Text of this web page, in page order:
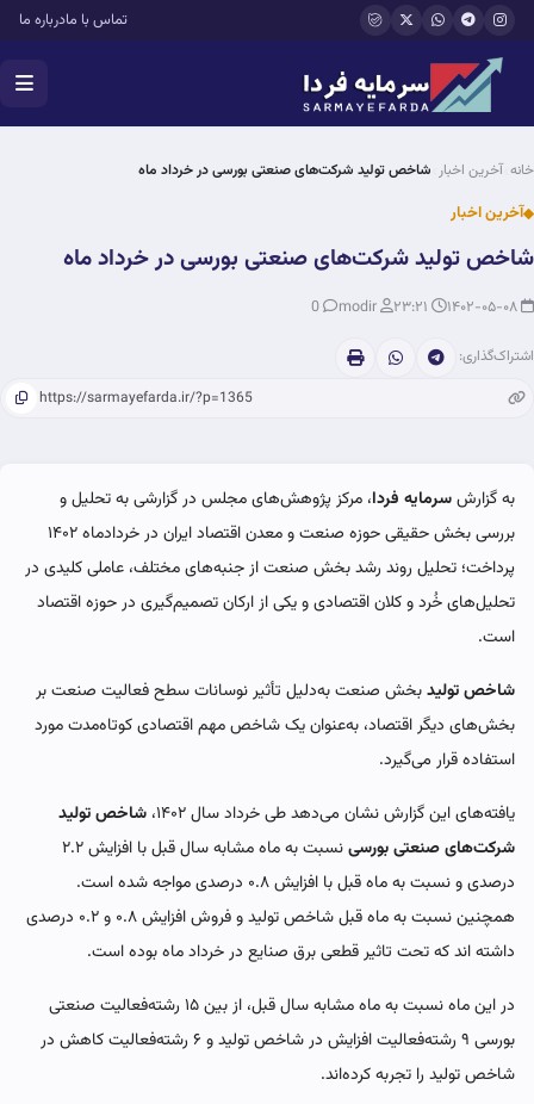
رفتن به محتوای اصلی تماس با مادرباره ما
خانه آخرین اخبار شاخص تولید شرکت‌های صنعتی بورسی در خرداد ماه
آخرین اخبار
شاخص تولید شرکت‌های صنعتی بورسی در خرداد ماه
اشتراک‌گذاری:
به گزارشسرمایه فردا، مرکز پژوهش‌های مجلس در گزارشی به تحلیل و
بررسی بخش حقیقی حوزه صنعت و معدن اقتصاد ایران در خردادماه ۱۴۰۲
پرداخت؛ تحلیل روند رشد بخش صنعت از جنبه‌های مختلف، عاملی کلیدی در
تحلیل‌های خُرد و کلان اقتصادی و یکی از ارکان تصمیم‌گیری در حوزه اقتصاد
است.
شاخص تولیدبخش صنعت به‌دلیل تأثیر نوسانات سطح فعالیت صنعت بر
بخش‌های دیگر اقتصاد، به‌عنوان یک شاخص مهم اقتصادی کوتاه‌مدت مورد
استفاده قرار می‌گیرد.
یافته‌های این گزارش نشان می‌دهد طی خرداد سال ۱۴۰۲،
شاخص تولید
شرکت‌های صنعتی بورسی
نسبت به ماه مشابه سال قبل با افزایش ۲.۲
درصدی و نسبت به ماه قبل با افزایش ۰.۸ درصدی مواجه شده‌ است.
همچنین نسبت به ماه قبل شاخص تولید و فروش افزایش ۰.۸ و ۰.۲ درصدی
داشته اند که تحت تاثیر قطعی برق صنایع در خرداد ماه بوده است.
در این ماه نسبت به ماه مشابه سال قبل، از بین ۱۵ رشته‌فعالیت صنعتی
بورسی ۹ رشته‌فعالیت افزایش در شاخص تولید و ۶ رشته‌فعالیت کاهش در
شاخص تولید را تجربه کرده‌اند.